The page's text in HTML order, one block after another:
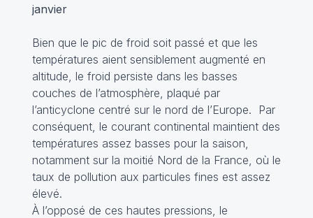
janvier
Bien que le pic de froid soit passé et que les
températures aient sensiblement augmenté en
altitude, le froid persiste dans les basses
couches de l’atmosphère, plaqué par
l’anticyclone centré sur le nord de l’Europe. Par
conséquent, le courant continental maintient des
températures assez basses pour la saison,
notamment sur la moitié Nord de la France, où le
taux de pollution aux particules fines est assez
élevé.
À l’opposé de ces hautes pressions, le